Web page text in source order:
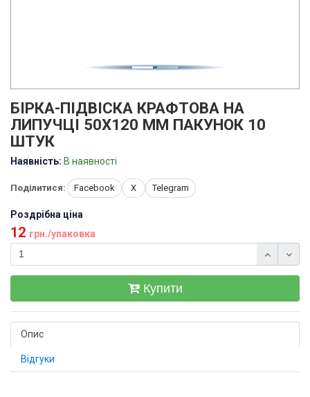
БІРКА-ПІДВІСКА КРАФТОВА НА
ЛИПУЧЦІ 50Х120 ММ ПАКУНОК 10
ШТУК
Наявність: В наявності
Поділитися: Facebook X Telegram
Роздрібна ціна
12 грн./упаковка
Купити
Опис
Відгуки